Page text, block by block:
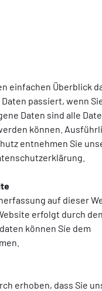
einfachen Überblick
passiert, wenn
Daten sind alle
können.
entnehmen Sie
auf dieser
erfolgt durch
können Sie dem
erhoben, dass Sie